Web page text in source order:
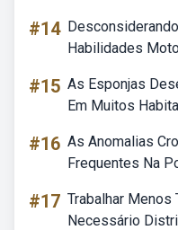
#14
Habilidades
#15 As Esponjas
Em Muitos
#16 As Anomalias
Frequentes Na
#17 Trabalhar Menos
Necessário